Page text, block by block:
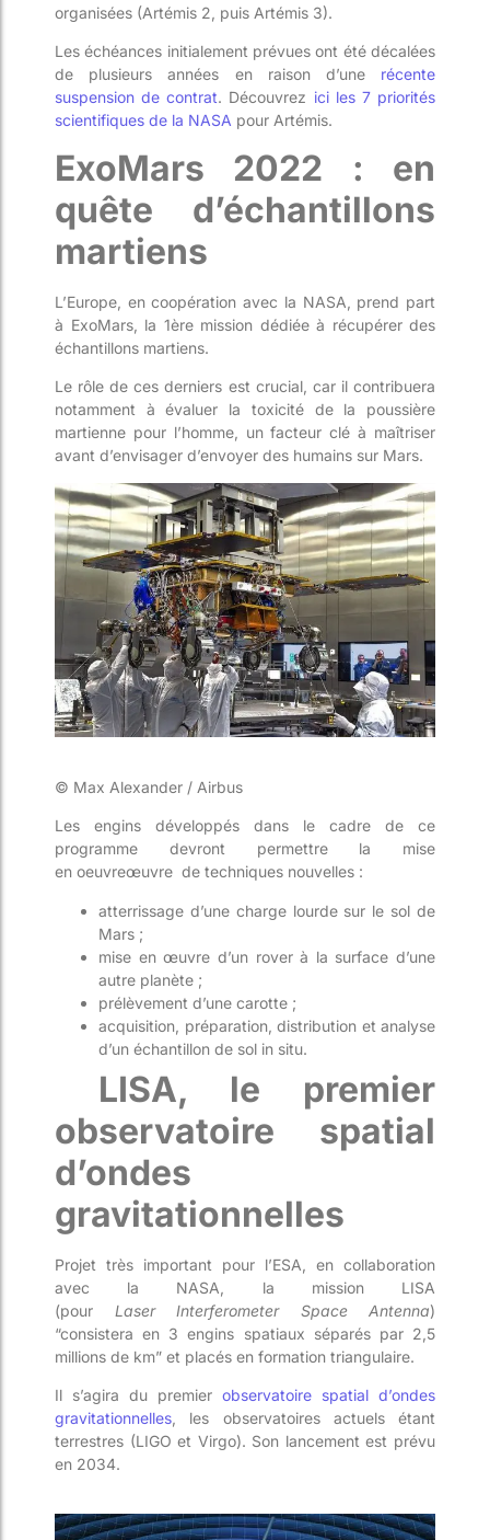
organisées (Artémis 2, puis Artémis 3).
Les échéances initialement prévues ont été décalées
de plusieurs années en raison d’une récente
suspension de contrat. Découvrez ici les 7 priorités
scientifiques de la NASA pour Artémis.
ExoMars 2022 : en
quête d’échantillons
martiens
L’Europe, en coopération avec la NASA, prend part
à ExoMars, la 1ère mission dédiée à récupérer des
échantillons martiens.
Le rôle de ces derniers est crucial, car il contribuera
notamment à évaluer la toxicité de la poussière
martienne pourl’homme, un facteur clé à maîtriser
avant d’envisager d’envoyer des humains sur Mars.
© Max Alexander / Airbus
Les engins développés dans le cadre de ce
programme devront permettre la mise
en oeuvreœuvre de techniques nouvelles :
atterrissage d’une charge lourde sur le sol de
Mars ;
mise en œuvre d’un rover à la surface d’une
autre planète ;
prélèvement d’une carotte ;
acquisition , préparation, distribution et analyse
d’un échantillon de sol in situ.
LISA, le premier
observatoire spatial
d’ondes
gravitationnelles
Projet très important pour l’ESA, en collaboration
avec la NASA, la mission LISA
(pour Laser Interferometer Space Antenna)
“consistera en 3 engins spatiaux séparés par 2,5
millions de km” et placés en formation triangulaire.
Il s’agira du premier observatoire spatial d’ondes
gravitationnelles , les observatoires actuels étant
terrestres (LIGO et Virgo). Son lancement est prévu
en 2034.